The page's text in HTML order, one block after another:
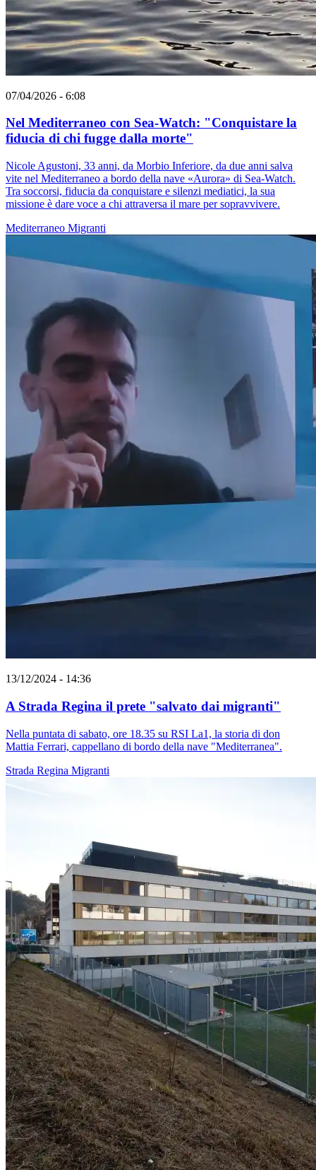
07/04/2026 - 6:08
Nel Mediterraneo con Sea-Watch: "Conquistare la
fiducia di chi fugge dalla morte"
Nicole Agustoni, 33 anni, da Morbio Inferiore, da due anni salva
vite nel Mediterraneo a bordo della nave «Aurora» di Sea-Watch.
Tra soccorsi, fiducia da conquistare e silenzi mediatici, la sua
missione è dare voce a chi attraversa il mare per sopravvivere.
Mediterraneo Migranti
13/12/2024 - 14:36
A Strada Regina il prete "salvato dai migranti"
Nella puntata di sabato, ore 18.35 su RSI La1, la storia di don
Mattia Ferrari, cappellano di bordo della nave "Mediterranea".
Strada Regina Migranti